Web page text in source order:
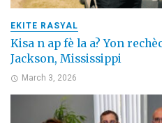
EKITE RASYAL
Kisa n ap fè la a? Yon
Jackson, Mississippi
March 3, 2026